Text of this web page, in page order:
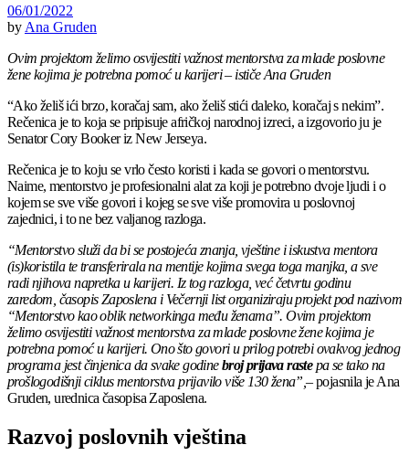
06/01/2022
by Ana Gruden
Ovim projektom želimo osvijestiti važnost mentorstva za mlade poslovne
žene kojima je potrebna pomoć u karijeri – ističe Ana Gruden
“Ako želiš ići brzo, koračaj sam, ako želiš stići daleko, koračaj s nekim”.
Rečenica je to koja se pripisuje afričkoj narodnoj izreci, a izgovorio ju je
Senator Cory Booker iz New Jerseya.
Rečenica je to koju se vrlo često koristi i kada se govori o mentorstvu.
Naime, mentorstvo je profesionalni alat za koji je potrebno dvoje ljudi i o
kojem se sve više govori i kojeg se sve više promovira u poslovnoj
zajednici, i to ne bez valjanog razloga.
“Mentorstvo služi da bi se postojeća znanja, vještine i iskustva mentora
(is)koristila te transferirala na mentije kojima svega toga manjka, a sve
radi njihova napretka u karijeri. Iz tog razloga, već četvrtu godinu
zaredom, časopis Zaposlena i Večernji list organiziraju projekt pod nazivom
“Mentorstvo kao oblik networkinga među ženama”. Ovim projektom
želimo osvijestiti važnost mentorstva za mlade poslovne žene kojima je
potrebna pomoć u karijeri. Ono što govori u prilog potrebi ovakvog jednog
programa jest činjenica da svake godinebroj prijava rastepa se tako na
prošlogodišnji ciklus mentorstva prijavilo više 130 žena”,– pojasnila je Ana
Gruden, urednica časopisa Zaposlena.
Razvoj poslovnih vještina